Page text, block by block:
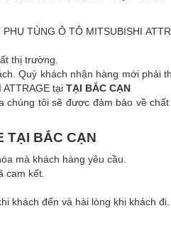
TÙNG Ô TÔ MITSUBISHI
thị trường.
Quý khách nhận hàng mới phải
tại TẠI BẮC CẠN
chúng tôi sẽ được đảm bảo về
TẠI BẮC CẠN
mà khách hàng yêu cầu.
cam kết.
khách đến và hài lòng khi khách đi.